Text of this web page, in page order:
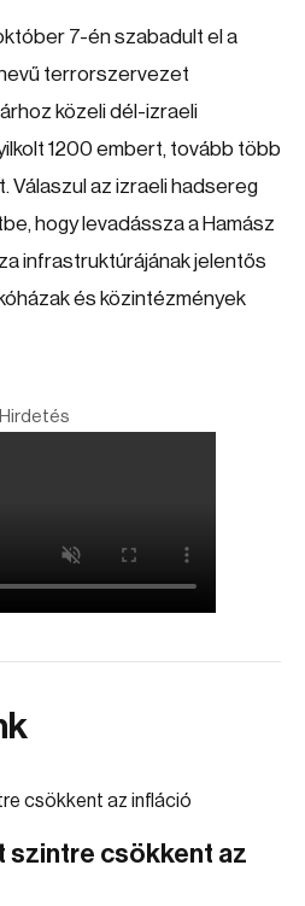
7-én szabadult el a
terrorszervezet
közeli dél-izraeli
1200 embert, tovább több
az izraeli hadsereg
hogy levadássza a Hamász
infrastruktúrájának jelentős
és közintézmények
Hirdetés
szintre csökkent az